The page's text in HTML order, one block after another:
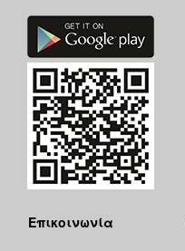
Επικοινωνία